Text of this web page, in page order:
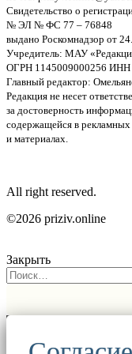
Свидетельство о
№ ЭЛ № ФС 77 – 76848
выдано Роскомнадзор от
Учредитель: МАУ
ОГРН 1145009000256 ИНН
Главный редактор:
Редакция не несет
за достоверность
содержащейся в рекламных
и материалах.
All right reserved.
©2026 priziv.online
Закрыть